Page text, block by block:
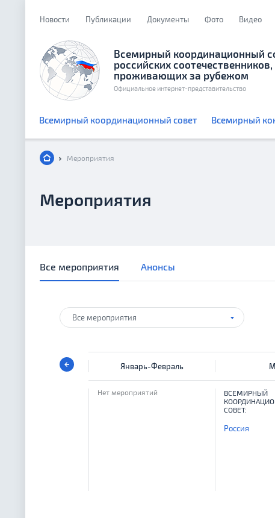
Новости Публикации Документы Фото Видео
Всемирный координационный
российских соотечественников,
проживающих за рубежом
Официальное интернет-представительство
Всемирный координационный совет Всемирный
Мероприятия
Мероприятия
Все мероприятия Анонсы
Все мероприятия
Январь-Февраль
Нет мероприятий
ВСЕМИРНЫЙ
СОВЕТ:
Россия